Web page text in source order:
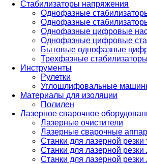
Стабилизаторы напряжения
Однофазные
Однофазные
Однофазные цифровые
Однофазные цифровые
Бытовые однофазные
Трехфазные
Инструменты
Рулетки
Углошлифовальные
Материалы для изоляции
Полилен
Лазерное сварочное
Лазерные очистители
Лазерные сварочные
Станки для лазерной резки
Станки для лазерной резки
Станки для лазерной резки